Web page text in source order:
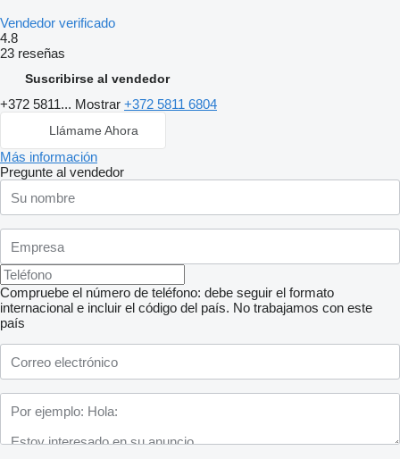
Vendedor verificado
4.8
23 reseñas
Suscribirse al vendedor
+372 5811... Mostrar +372 5811 6804
Llámame Ahora
Más información
Pregunte al vendedor
Compruebe el número de teléfono: debe seguir el formato
internacional e incluir el código del país. No trabajamos con este
país